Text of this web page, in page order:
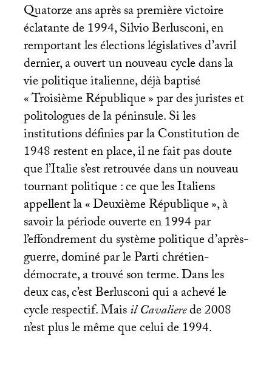
Quatorze ans après sa première victoire
éclatante de 1994, Silvio Berlusconi, en
remportant les élections législatives d’avril
dernier, a ouvert un nouveau cycle dans la
vie politique italienne, déjà baptisé
«Troisième République» par des juristes et
politologues de la péninsule. Si les
institutions définies par la Constitution de
1948 restent en place, il ne fait pas doute
que l’Italie s’est retrouvée dans un nouveau
tournant politique : ce que les Italiens
appellent la «Deuxième République», à
savoir la période ouverte en 1994 par
l’effondrement du système politique d’après-
guerre, dominé par le Parti chrétien-
démocrate, a trouvé son terme. Dans les
deux cas, c’est Berlusconi qui a achevé le
cycle respectif. Maisil Cavalierede 2008
n’est plus le même que celui de 1994.